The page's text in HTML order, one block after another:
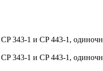
343-1 и CP 443-1,
343-1 и CP 443-1,